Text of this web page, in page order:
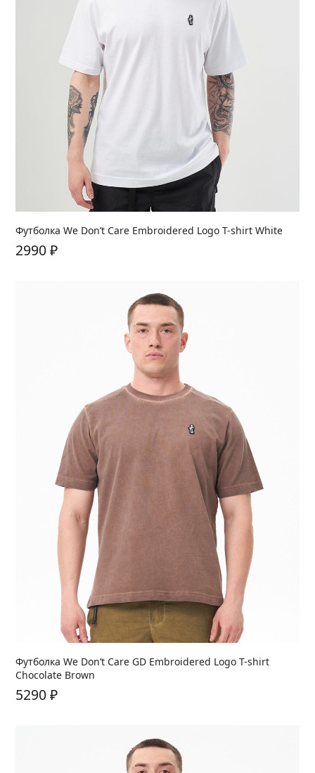
Футболка We Don’t Care Embroidered Logo T-shirt White
2990₽
Футболка We Don’t Care GD Embroidered Logo T-shirt
Chocolate Brown
5290₽